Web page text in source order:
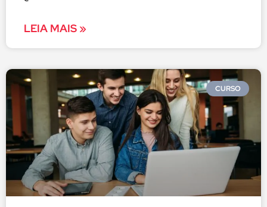
LEIA MAIS »
CURSO